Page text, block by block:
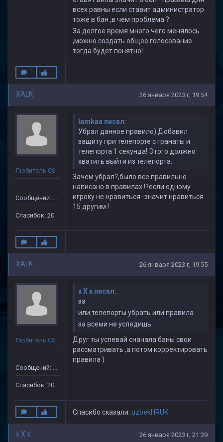
всех равны если ставит администратор
тоже в бан ,в чем проблема ?
За долгое время много чего менялось
,можно создать общее голосование
тогда будет понятно!
XALK 26 января 2023 г, 19:54
Любитель CS
Сообщений: 149
Спасибок: 20
lamkaa писал:
Убрал данное правило) Добавил
защиту при телепорте с гранаты и
телепорта 1 секунда! Этого должно
хватить выйти из телепорта.
Зачем убрал?,было все правильно
написано в правилах !?если одному
игроку не нравиться -значит нравиться
15 другим !
XALK 26 января 2023 г, 19:55
Любитель CS
Сообщений: 149
Спасибок: 20
x X x писал:
за
или телепорты убрать или правила
за всеми не уследишь
Друг ты успевай сначала баны свои
рассматривать ,а потом корректировать
правила )
Спасибо сказали: uzbekHRUK
x X x 26 января 2023 г, 21:39